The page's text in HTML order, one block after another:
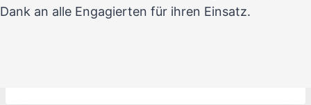
Dank an alle Engagierten für ihren Einsatz.